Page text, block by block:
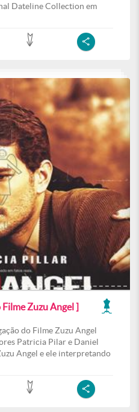
Dateline Collection em
Zuzu Angel ]
do Filme Zuzu Angel
Patricia Pilar e Daniel
Angel e ele interpretando